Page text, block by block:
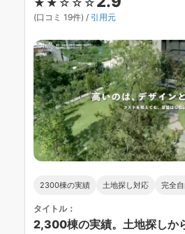
(口コミ 19件) / 引用元
2300棟の実績 土地探し対応 完全
タイトル：
2,300棟の実績。土地探しか